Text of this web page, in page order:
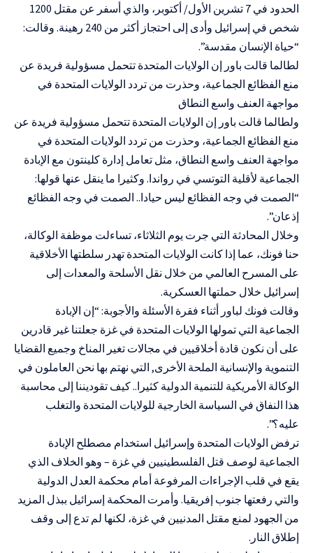
الحدود في 7 تشرين الأول/ أكتوبر، والذي أسفر عن مقتل 1200
شخص في إسرائيل وأدى إلى احتجاز أكثر من 240 رهينة. وقالت:
“حياة الإنسان مقدسة”.
لطالما قالت باور إن الولايات المتحدة تتحمل مسؤولية فريدة عن
منع الفظائع الجماعية، وحذرت من تردد الولايات المتحدة في
مواجهة العنف واسع النطاق
ولطالما قالت باور إن الولايات المتحدة تتحمل مسؤولية فريدة عن
منع الفظائع الجماعية، وحذرت من تردد الولايات المتحدة في
مواجهة العنف واسع النطاق، مثل تعامل إدارة كلينتون مع الإبادة
الجماعية لأقلية التوتسي في رواندا. وكثيرا ما ينقل عنها قولها:
“الصمت في وجه الفظائع ليس حيادا.. الصمت في وجه الفظائع
إذعان”.
وخلال المحادثة التي جرت يوم الثلاثاء، تساءلت موظفة الوكالة،
حنا فونك، عما إذا كانت الولايات المتحدة تهدر سلطتها الأخلاقية
على المسرح العالمي من خلال نقل الأسلحة والمعدات إلى
إسرائيل خلال حملتها العسكرية.
وقالت فونك لباور أثناء فقرة الأسئلة والأجوبة: “إن الإبادة
الجماعية التي تمولها الولايات المتحدة في غزة جعلتنا غير قادرين
على أن نكون قادة أخلاقيين في مجالات تغير المناخ وجميع القضايا
التنموية والإنسانية الملحة الأخرى, التي نهتم بها نحن العاملون في
الوكالة الأمريكية للتنمية الدولية كثيرا.. كيف تقوديننا إلى محاسبة
هذا النفاق في السياسة الخارجية للولايات المتحدة والتغلب
عليه؟”.
ترفض الولايات المتحدة وإسرائيل استخدام مصطلح الإبادة
الجماعية لوصف قتل الفلسطينيين في غزة – وهو الخلاف الذي
يقع في قلب الإجراءات المرفوعة أمام محكمة العدل الدولية
والتي رفعتها جنوب إفريقيا. وأمرت المحكمة إسرائيل ببذل المزيد
من الجهود لمنع مقتل المدنيين في غزة، لكنها لم تدع إلى وقف
إطلاق النار.